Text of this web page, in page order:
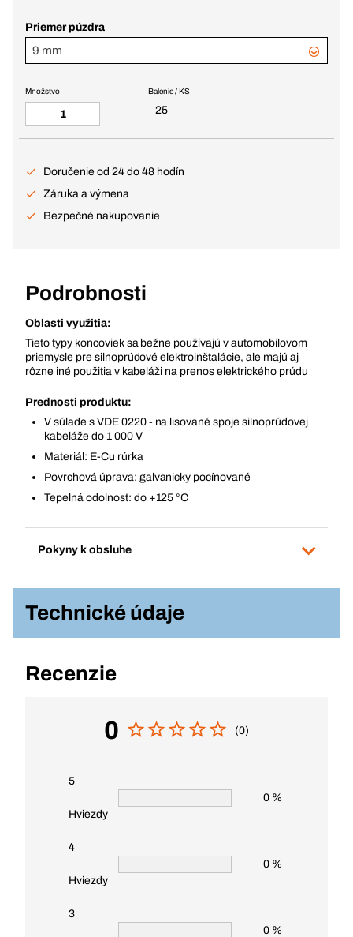
Priemer púzdra
9 mm
Balenie / KS
25
Množstvo
Doručenie od 24 do 48 hodín
Záruka a výmena
Bezpečné nakupovanie
Podrobnosti
Oblasti využitia:
Tieto typy koncoviek sa bežne používajú v automobilovom
priemysle pre silnoprúdové elektroinštalácie, ale majú aj
rôzne iné použitia v kabeláži na prenos elektrického prúdu
Prednosti produktu:
V súlade s VDE 0220 - na lisované spoje silnoprúdovej
kabeláže do 1 000 V
Materiál: E-Cu rúrka
Povrchová úprava: galvanicky pocínované
Tepelná odolnosť: do +125 °C
Pokyny k obsluhe
Technické údaje
Recenzie
0 (0)
5
Hviezdy
0 %
4
Hviezdy
0 %
3
0 %